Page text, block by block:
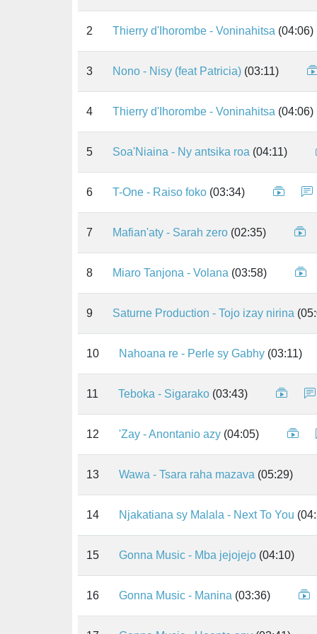
2 Thierry d'Ihorombe - Voninahitsa (04:06)
3 Nono - Nisy (feat Patricia) (03:11)
4 Thierry d'Ihorombe - Voninahitsa (04:06)
5 Soa'Niaina - Ny antsika roa (04:11)
6 T-One - Raiso foko (03:34)
7 Mafian'aty - Sarah zero (02:35)
8 Miaro Tanjona - Volana (03:58)
9 Saturne Production - Tojo izay nirina
10 Nahoana re - Perle sy Gabhy (03:11)
11 Teboka - Sigarako (03:43)
12 'Zay - Anontanio azy (04:05)
13 Wawa - Tsara raha mazava (05:29)
14 Njakatiana sy Malala - Next To You
15 Gonna Music - Mba jejojejo (04:10)
16 Gonna Music - Manina (03:36)